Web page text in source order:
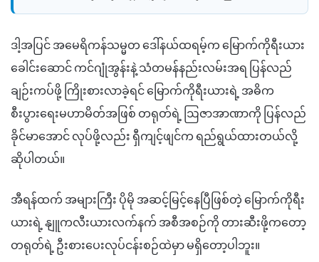
ဒါ့အပြင် အမေရိကန်သမ္မတ ဒေါ်နယ်ထရမ့်က မြောက်ကိုရီးယား
ခေါင်းဆောင် ကင်ဂျုံအွန်းနဲ့ သံတမန်နည်းလမ်းအရ ပြန်လည်
ချဉ်းကပ်ဖို့ ကြိုးစားလာခဲ့ရင် မြောက်ကိုရီးယားရဲ့ အဓိက
စီးပွားရေးမဟာမိတ်အဖြစ် တရုတ်ရဲ့ ဩဇာအာဏာကို ပြန်လည်
ခိုင်မာအောင် လုပ်ဖို့လည်း ရှီကျင့်ဖျင်က ရည်ရွယ်ထားတယ်လို့
ဆိုပါတယ်။
အီရန်ထက် အများကြီး ပိုမို အဆင့်မြင့်နေပြီဖြစ်တဲ့ မြောက်ကိုရီး
ယားရဲ့ နျူကလီးယားလက်နက် အစီအစဉ်ကို တားဆီးဖို့ကတော့
တရုတ်ရဲ့ ဦးစားပေးလုပ်ငန်းစဉ်ထဲမှာ မရှိတော့ပါဘူး။